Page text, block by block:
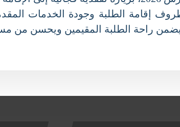
إقامة الطلبة وجودة الخدمات
راحة الطلبة المقيمين ويحسن من